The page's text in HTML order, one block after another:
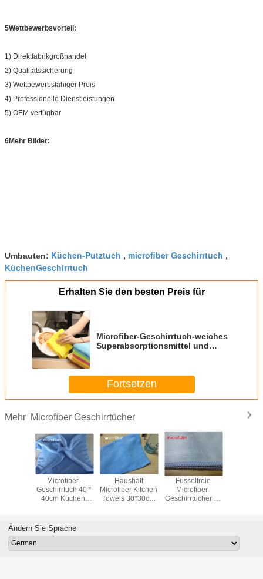
5Wettbewerbsvorteil:
1) Direktfabrikgroßhandel
2) Qualitätssicherung
3) Wettbewerbsfähiger Preis
4) Professionelle Dienstleistungen
5) OEM verfügbar
6Mehr Bilder:
Umbauten:Küchen-Putztuch,microfiber Geschirrtuch
KüchenGeschirrtuch
Erhalten Sie den besten Preis für
fusselfreie KüchenPutztücher